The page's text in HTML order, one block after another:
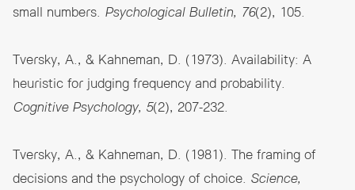
small numbers. Psychological Bulletin, 76(2), 105.
Tversky, A., & Kahneman, D. (1973). Availability: A
heuristic for judging frequency and probability.
Cognitive Psychology, 5(2), 207-232.
Tversky, A., & Kahneman, D. (1981). The framing of
decisions and the psychology of choice. Science,